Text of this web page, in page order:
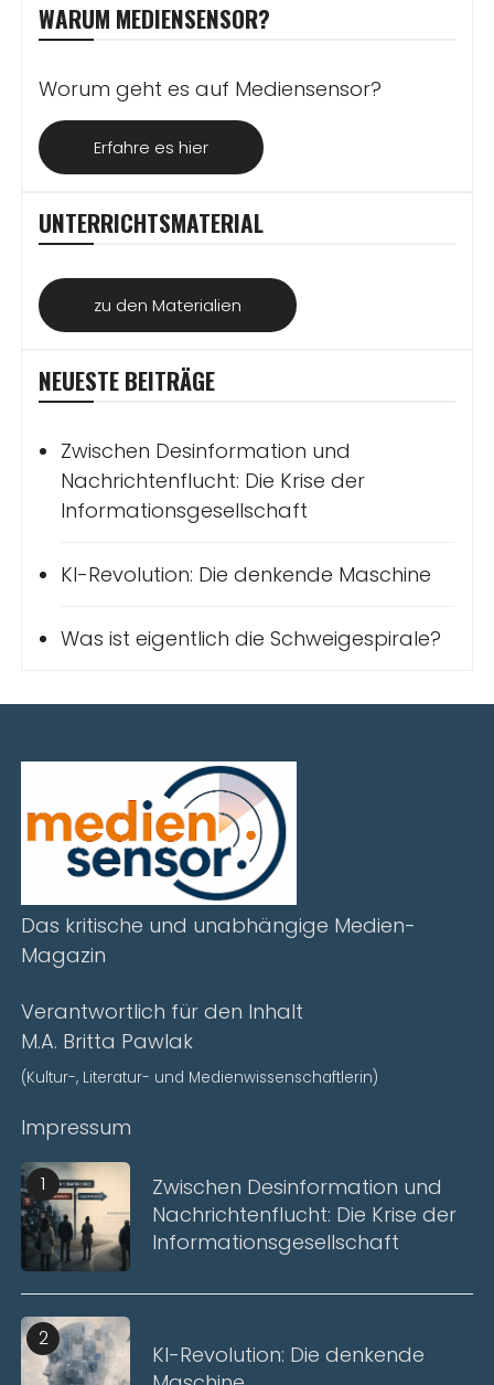
WARUM MEDIENSENSOR?
Worum geht es auf Mediensensor?
Erfahre es hier
UNTERRICHTSMATERIAL
zu den Materialien
NEUESTE BEITRÄGE
Zwischen Desinformation und
Nachrichtenflucht: Die Krise der
Informationsgesellschaft
KI-Revolution: Die denkende Maschine
Was ist eigentlich die Schweigespirale?
Das kritische und unabhängige Medien-
Magazin
Verantwortlich für den Inhalt
M.A. Britta Pawlak
(Kultur-, Literatur- und Medienwissenschaftlerin)
Impressum
1
Zwischen Desinformation und
Nachrichtenflucht: Die Krise der
Informationsgesellschaft
2
KI-Revolution: Die denkende